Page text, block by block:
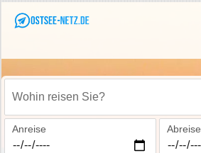
Wohin reisen Sie?
Anreise Abreise